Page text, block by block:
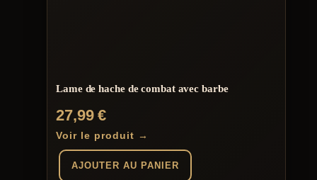
Lame de hache de combat avec barbe
27,99€
Voir le produit →
AJOUTER AU PANIER